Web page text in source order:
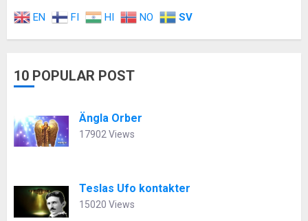
EN FI HI NO SV
10 POPULAR POST
Ängla Orber
17902 Views
Teslas Ufo kontakter
15020 Views